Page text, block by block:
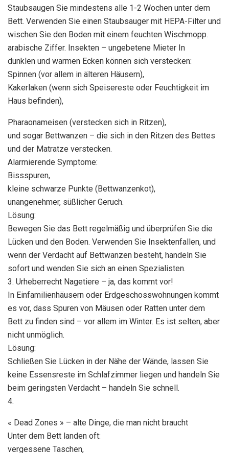
Staubsaugen Sie mindestens alle 1-2 Wochen unter dem
Bett. Verwenden Sie einen Staubsauger mit HEPA-Filter und
wischen Sie den Boden mit einem feuchten Wischmopp.
arabische Ziffer. Insekten – ungebetene Mieter In
dunklen und warmen Ecken können sich verstecken:
Spinnen (vor allem in älteren Häusern),
Kakerlaken (wenn sich Speisereste oder Feuchtigkeit im
Haus befinden),
Pharaonameisen (verstecken sich in Ritzen),
und sogar Bettwanzen – die sich in den Ritzen des Bettes
und der Matratze verstecken.
Alarmierende Symptome:
Bissspuren,
kleine schwarze Punkte (Bettwanzenkot),
unangenehmer, süßlicher Geruch.
Lösung:
Bewegen Sie das Bett regelmäßig und überprüfen Sie die
Lücken und den Boden. Verwenden Sie Insektenfallen, und
wenn der Verdacht auf Bettwanzen besteht, handeln Sie
sofort und wenden Sie sich an einen Spezialisten.
3. Urheberrecht Nagetiere – ja, das kommt vor!
In Einfamilienhäusern oder Erdgeschosswohnungen kommt
es vor, dass Spuren von Mäusen oder Ratten unter dem
Bett zu finden sind – vor allem im Winter. Es ist selten, aber
nicht unmöglich.
Lösung:
Schließen Sie Lücken in der Nähe der Wände, lassen Sie
keine Essensreste im Schlafzimmer liegen und handeln Sie
beim geringsten Verdacht – handeln Sie schnell.
4.
« Dead Zones » – alte Dinge, die man nicht braucht
Unter dem Bett landen oft:
vergessene Taschen,